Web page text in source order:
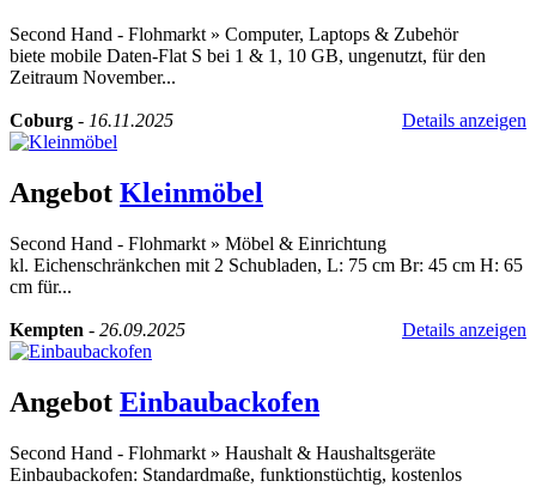
Second Hand - Flohmarkt » Computer, Laptops & Zubehör
biete mobile Daten-Flat S bei 1 & 1, 10 GB, ungenutzt, für den
Zeitraum November...
Coburg - 16.11.2025 Details anzeigen
Angebot Kleinmöbel
Second Hand - Flohmarkt » Möbel & Einrichtung
kl. Eichenschränkchen mit 2 Schubladen, L: 75 cm Br: 45 cm H: 65
cm für...
Kempten - 26.09.2025 Details anzeigen
Angebot Einbaubackofen
Second Hand - Flohmarkt » Haushalt & Haushaltsgeräte
Einbaubackofen: Standardmaße, funktionstüchtig, kostenlos